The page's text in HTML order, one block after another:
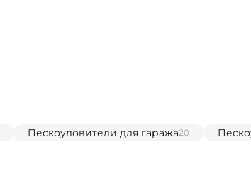
Пескоуловители для гаража20